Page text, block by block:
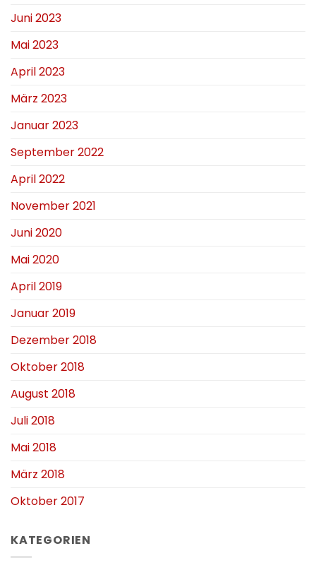
Juni 2023
Mai 2023
April 2023
März 2023
Januar 2023
September 2022
April 2022
November 2021
Juni 2020
Mai 2020
April 2019
Januar 2019
Dezember 2018
Oktober 2018
August 2018
Juli 2018
Mai 2018
März 2018
Oktober 2017
KATEGORIEN